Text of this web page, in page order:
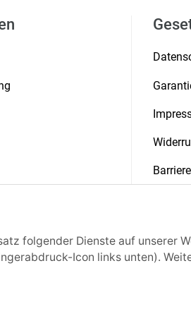
folgender Dienste auf unserer
Icon links unten).